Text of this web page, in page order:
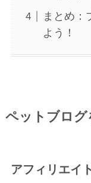
まとめ：
よう！
ペットブログ
アフィリエイ